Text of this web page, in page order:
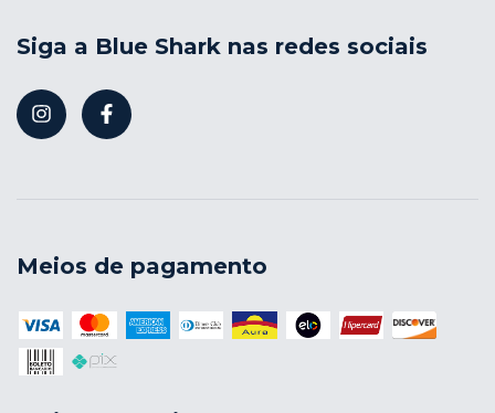
Siga a Blue Shark nas redes sociais
Meios de pagamento